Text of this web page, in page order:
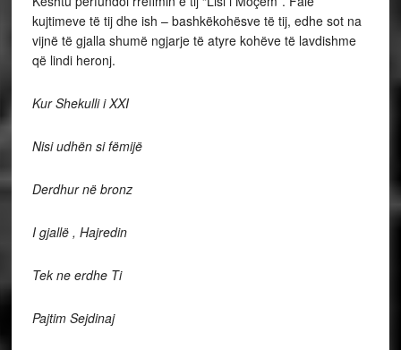
kujtimeve të tij dhe ish – bashkëkohësve të tij, edhe sot na
vijnë të gjalla shumë ngjarje të atyre kohëve të lavdishme
që lindi heronj.
Kur Shekulli i XXI
Nisi udhën si fëmijë
Derdhur në bronz
I gjallë , Hajredin
Tek ne erdhe Ti
Pajtim Sejdinaj